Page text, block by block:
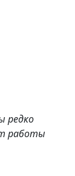
редко
работы